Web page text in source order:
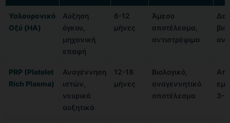
Υαλουρονικό
Οξύ (HA)
Αύξηση
όγκου,
μηχανική
επαφή
6-12
μήνες
Άμεσο
αποτέλεσμα,
αντιστρέψιμο
PRP (Platelet
Rich Plasma)
Αναγέννηση
ιστών,
νευρικά
αυξητικά
12-18
μήνες
Βιολογικό,
αναγεννητικό
αποτέλεσμα
3-6